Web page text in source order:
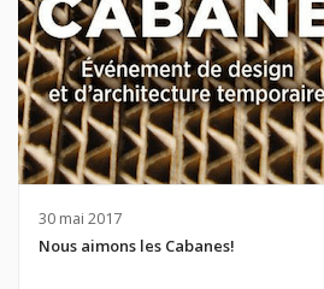
30 mai 2017
Nous aimons les Cabanes!